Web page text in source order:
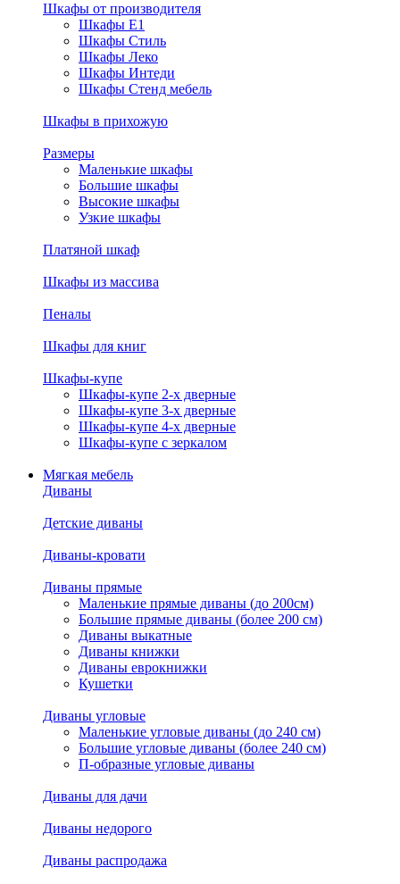
Шкафы от производителя
Шкафы E1
Шкафы Стиль
Шкафы Леко
Шкафы Интеди
Шкафы Стенд мебель
Шкафы в прихожую
Размеры
Маленькие шкафы
Большие шкафы
Высокие шкафы
Узкие шкафы
Платяной шкаф
Шкафы из массива
Пеналы
Шкафы для книг
Шкафы-купе
Шкафы-купе 2-х дверные
Шкафы-купе 3-х дверные
Шкафы-купе 4-х дверные
Шкафы-купе с зеркалом
Мягкая мебель
Диваны
Детские диваны
Диваны-кровати
Диваны прямые
Маленькие прямые диваны (до 200см)
Большие прямые диваны (более 200 см)
Диваны выкатные
Диваны книжки
Диваны еврокнижки
Кушетки
Диваны угловые
Маленькие угловые диваны (до 240 см)
Большие угловые диваны (более 240 см)
П-образные угловые диваны
Диваны для дачи
Диваны недорого
Диваны распродажа